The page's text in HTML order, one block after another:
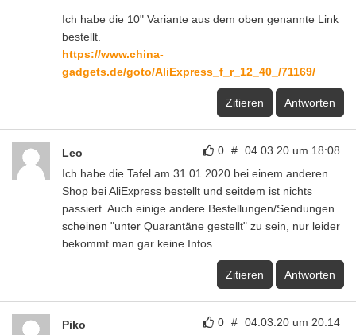
Ich habe die 10" Variante aus dem oben genannte Link
bestellt.
https://www.china-
gadgets.de/goto/AliExpress_f_r_12_40_/71169/
Zitieren Antworten
0 # 04.03.20 um 18:08
Leo
Ich habe die Tafel am 31.01.2020 bei einem anderen
Shop bei AliExpress bestellt und seitdem ist nichts
passiert. Auch einige andere Bestellungen/Sendungen
scheinen "unter Quarantäne gestellt" zu sein, nur leider
bekommt man gar keine Infos.
Zitieren Antworten
0 # 04.03.20 um 20:14
Piko